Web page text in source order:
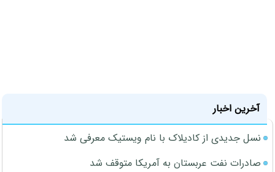
آخرین اخبار
نسل جدیدی از کادیلاک با نام ویستیک معرفی شد
صادرات نفت عربستان به آمریکا متوقف شد